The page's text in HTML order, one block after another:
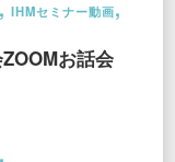
IHMセミナー動画
お話会